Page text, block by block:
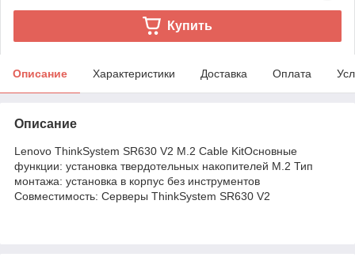
Купить
Описание Характеристики Доставка Оплата
Описание
Lenovo ThinkSystem SR630 V2 M.2 Cable KitОсновные
функции: установка твердотельных накопителей M.2 Тип
монтажа: установка в корпус без инструментов
Совместимость: Серверы ThinkSystem SR630 V2